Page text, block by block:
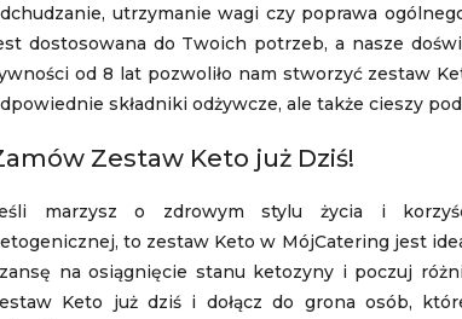
utrzymanie wagi czy poprawa
dostosowana do Twoich potrzeb, a nasze
od 8 lat pozwoliło nam stworzyć zestaw
składniki odżywcze, ale także cieszy
Zestaw Keto już Dziś!
marzysz o zdrowym stylu życia i
to zestaw Keto w MójCatering jest
na osiągnięcie stanu ketozyny i poczuj
Keto już dziś i dołącz do grona osób,